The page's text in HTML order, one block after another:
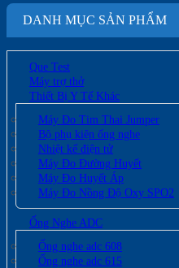
DANH MỤC SẢN PHẨM
Que Test
Máy trợ thở
Thiết Bị Y Tế Khác
Máy Đo Tim Thai Jumper
Bộ phụ kiện ống nghe
Nhiệt kế điện tử
Máy Đo Đường Huyết
Máy Đo Huyết Áp
Máy Đo Nồng Độ Oxy SPO2
Ống Nghe ADC
Ống nghe adc 608
Ống nghe adc 615